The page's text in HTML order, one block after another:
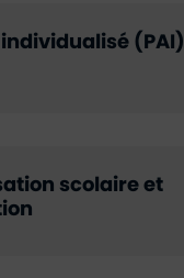
(PAI)
scolaire et